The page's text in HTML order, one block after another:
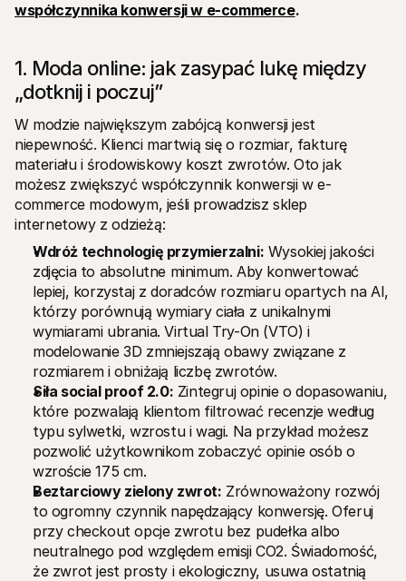
współczynnika konwersji w e-commerce.
1. Moda online: jak zasypać lukę między
„dotknij i poczuj”
W modzie największym zabójcą konwersji jest
niepewność. Klienci martwią się o rozmiar, fakturę
materiału i środowiskowy koszt zwrotów. Oto jak
możesz zwiększyć współczynnik konwersji w e-
commerce modowym, jeśli prowadzisz sklep
internetowy z odzieżą:
Wdróż technologię przymierzalni: Wysokiej jakości
zdjęcia to absolutne minimum. Aby konwertować
lepiej, korzystaj z doradców rozmiaru opartych na AI,
którzy porównują wymiary ciała z unikalnymi
wymiarami ubrania. Virtual Try-On (VTO) i
modelowanie 3D zmniejszają obawy związane z
rozmiarem i obniżają liczbę zwrotów.
Siła social proof 2.0: Zintegruj opinie o dopasowaniu,
które pozwalają klientom filtrować recenzje według
typu sylwetki, wzrostu i wagi. Na przykład możesz
pozwolić użytkownikom zobaczyć opinie osób o
wzroście 175 cm.
Beztarciowy zielony zwrot: Zrównoważony rozwój
to ogromny czynnik napędzający konwersję. Oferuj
przy checkout opcje zwrotu bez pudełka albo
neutralnego pod względem emisji CO2. Świadomość,
że zwrot jest prosty i ekologiczny, usuwa ostatnią